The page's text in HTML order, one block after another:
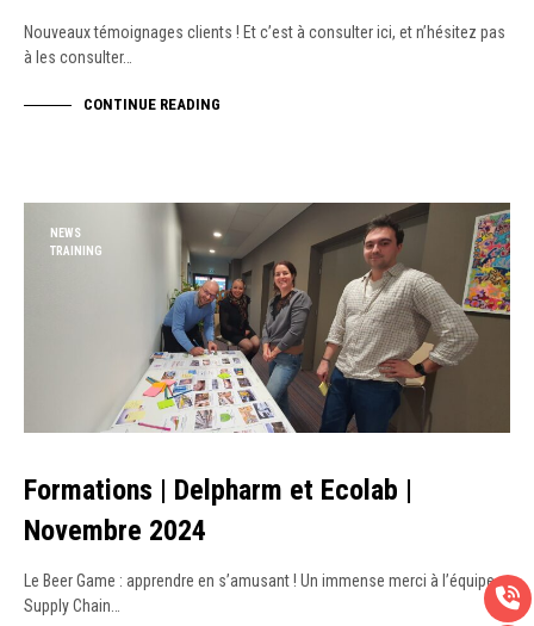
Nouveaux témoignages clients ! Et c’est à consulter ici, et n’hésitez pas
à les consulter…
CONTINUE READING
NEWS
TRAINING
Formations | Delpharm et Ecolab |
Novembre 2024
Le Beer Game : apprendre en s’amusant ! Un immense merci à l’équipe
Supply Chain…